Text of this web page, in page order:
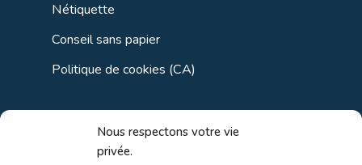
Nous respectons votre vie
privée.
Nétiquette
Conseil sans papier
Politique de cookies (CA)
Liens utiles